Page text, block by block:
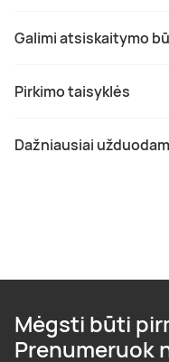
Galimi atsiskaitymo
Pirkimo taisyklės
Dažniausiai
Mėgsti būti
Prenumeruok